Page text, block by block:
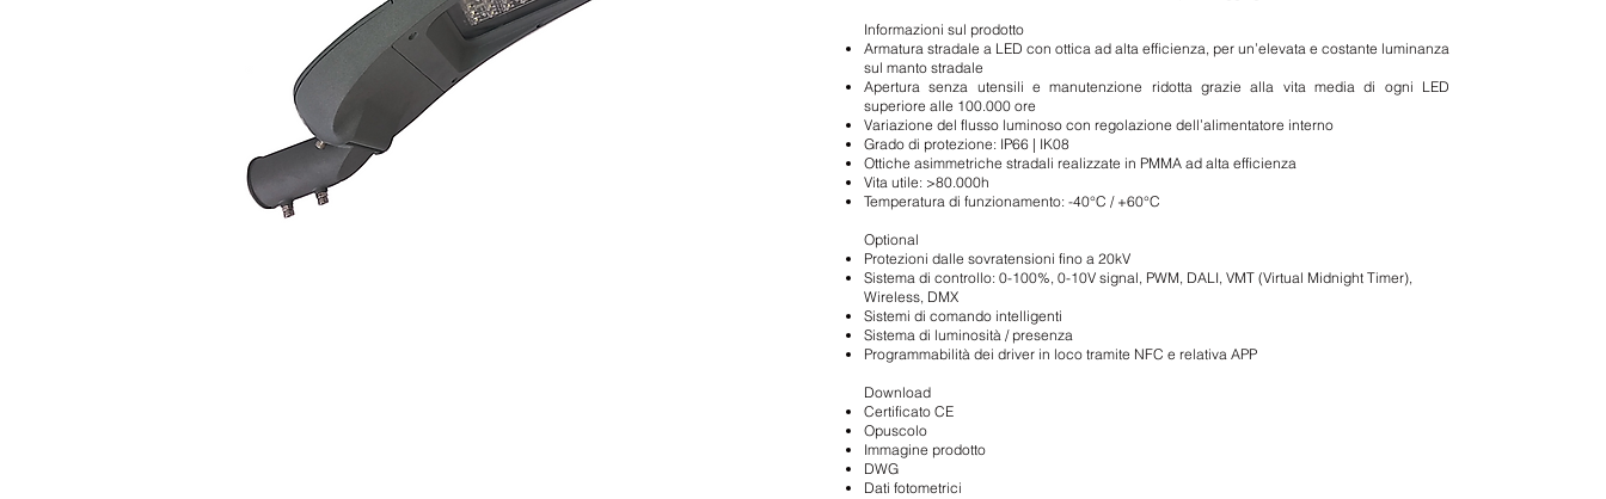
Informazioni sul prodotto
Armatura stradale a LED con ottica ad alta efficienza, per un’elevata e costante luminanza
sul manto stradale
Apertura senza utensili e manutenzione ridotta grazie alla vita media di ogni LED
superiore alle 100.000 ore
Variazione del flusso luminoso con regolazione dell’alimentatore interno
Grado di protezione: IP66 | IK08
Ottiche asimmetriche stradali realizzate in PMMA ad alta efficienza
Vita utile: >80.000h
Temperatura di funzionamento: -40°C / +60°C
Optional
Protezioni dalle sovratensioni fino a 20kV
Sistema di controllo: 0-100%, 0-10V signal, PWM, DALI, VMT (Virtual Midnight Timer),
Wireless, DMX
Sistemi di comando intelligenti
Sistema di luminosità / presenza
Programmabilità dei driver in loco tramite NFC e relativa APP
Download
Certificato CE
Opuscolo
Immagine prodotto
DWG
Dati fotometrici